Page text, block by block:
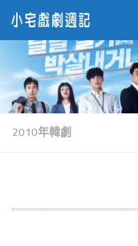
Skip to content
2010年韓劇